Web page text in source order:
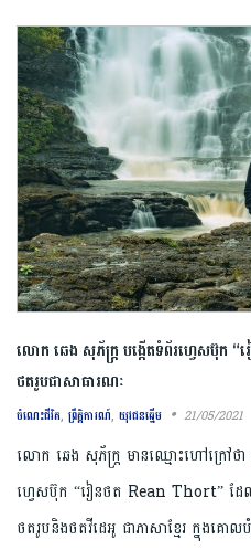
លោក ឆេង សុភ័ក្ត្រ បង្កើតទំព័រហ្វេសប៊ុក
ថតរូបជាសាធារណៈ
ចំណេះជីវិត, ព្រឹត្តិការណ៍, យុវជនឆ្នើម 21/05/2021
លោក ឆេង សុភ័ក្រ្ត មានឈ្មោះហៅក្រៅថា
ហ្វេសប៊ុក “រៀនថត Rean Thort” ដែលជ
ថតរូបនិងថតវីដេអូ ជាភាសាខ្មែរ ក្នុងគ